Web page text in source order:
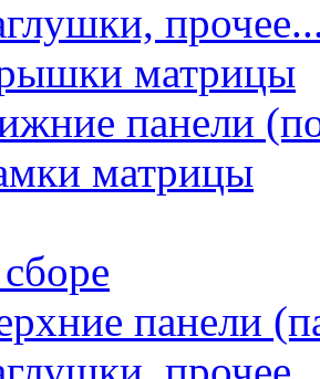
матрицы
панели
матрицы
панели